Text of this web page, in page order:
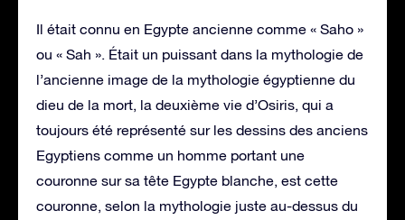
Il était connu en Egypte ancienne comme « Saho »
ou « Sah ». Était un puissant dans la mythologie de
l’ancienne image de la mythologie égyptienne du
dieu de la mort, la deuxième vie d’Osiris, qui a
toujours été représenté sur les dessins des anciens
Egyptiens comme un homme portant une
couronne sur sa tête Egypte blanche, est cette
couronne, selon la mythologie juste au-dessus du